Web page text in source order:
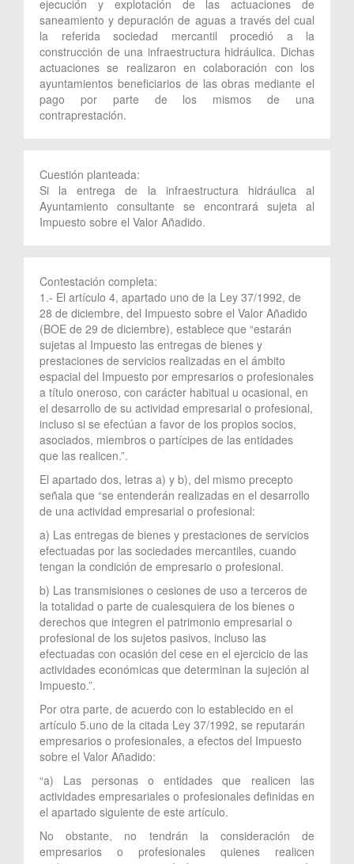
ejecución y explotación de las actuaciones de
saneamiento y depuración de aguas a través del cual
la referida sociedad mercantil procedió a la
construcción de una infraestructura hidráulica. Dichas
actuaciones se realizaron en colaboración con los
ayuntamientos beneficiarios de las obras mediante el
pago por parte de los mismos de una
contraprestación.
Cuestión planteada:
Si la entrega de la infraestructura hidráulica al
Ayuntamiento consultante se encontrará sujeta al
Impuesto sobre el Valor Añadido.
Contestación completa:
1.- El artículo 4, apartado uno de la Ley 37/1992, de
28 de diciembre, del Impuesto sobre el Valor Añadido
(BOE de 29 de diciembre), establece que “estarán
sujetas al Impuesto las entregas de bienes y
prestaciones de servicios realizadas en el ámbito
espacial del Impuesto por empresarios o profesionales
a título oneroso, con carácter habitual u ocasional, en
el desarrollo de su actividad empresarial o profesional,
incluso si se efectúan a favor de los propios socios,
asociados, miembros o partícipes de las entidades
que las realicen.”.
El apartado dos, letras a) y b), del mismo precepto
señala que “se entenderán realizadas en el desarrollo
de una actividad empresarial o profesional:
a) Las entregas de bienes y prestaciones de servicios
efectuadas por las sociedades mercantiles, cuando
tengan la condición de empresario o profesional.
b) Las transmisiones o cesiones de uso a terceros de
la totalidad o parte de cualesquiera de los bienes o
derechos que integren el patrimonio empresarial o
profesional de los sujetos pasivos, incluso las
efectuadas con ocasión del cese en el ejercicio de las
actividades económicas que determinan la sujeción al
Impuesto.”.
Por otra parte, de acuerdo con lo establecido en el
artículo 5.uno de la citada Ley 37/1992, se reputarán
empresarios o profesionales, a efectos del Impuesto
sobre el Valor Añadido:
“a) Las personas o entidades que realicen las
actividades empresariales o profesionales definidas en
el apartado siguiente de este artículo.
No obstante, no tendrán la consideración de
empresarios o profesionales quienes realicen